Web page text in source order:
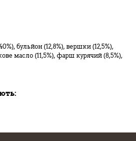
бульйон (12,8%), вершки (12,5%),
масло (11,5%), фарш курячий (8,5%),